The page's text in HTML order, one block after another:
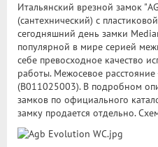
Итальянский врезной замок
(сантехнический) с
сегодняшний день замки
популярной в мире серией
себе превосходное качество
работы. Межосевое
(B011025003). В подробном
замков по официального
замку продается отдельно.